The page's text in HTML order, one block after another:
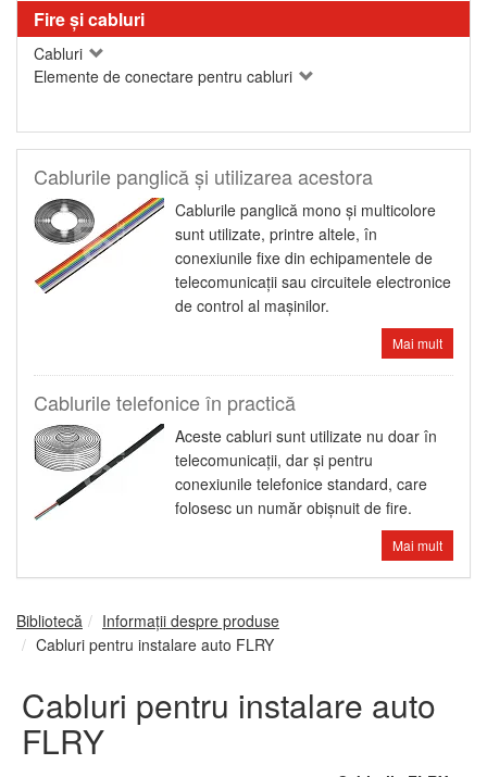
Fire şi cabluri
Cabluri
Elemente de conectare pentru cabluri
Cablurile panglică şi utilizarea acestora
Cablurile panglică mono şi multicolore
sunt utilizate, printre altele, în
conexiunile fixe din echipamentele de
telecomunicaţii sau circuitele electronice
de control al maşinilor.
Mai mult
Cablurile telefonice în practică
Aceste cabluri sunt utilizate nu doar în
telecomunicaţii, dar şi pentru
conexiunile telefonice standard, care
folosesc un număr obişnuit de fire.
Mai mult
Bibliotecă
Informații despre produse
Cabluri pentru instalare auto FLRY
Cabluri pentru instalare auto
FLRY